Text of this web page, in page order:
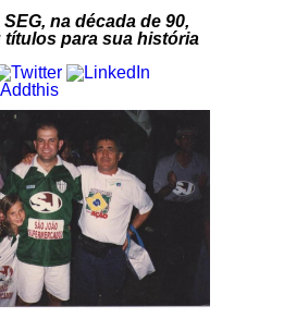
na década de 90,
para sua história